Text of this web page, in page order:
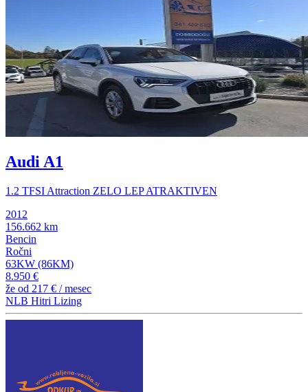
Audi A1
1.2 TFSI Attraction ZELO LEP ATRAKTIVEN
2012
156.662 km
Bencin
Ročni
63KW (86KM)
8.950 €
že od 217 € / mesec
NLB Hitri Lizing